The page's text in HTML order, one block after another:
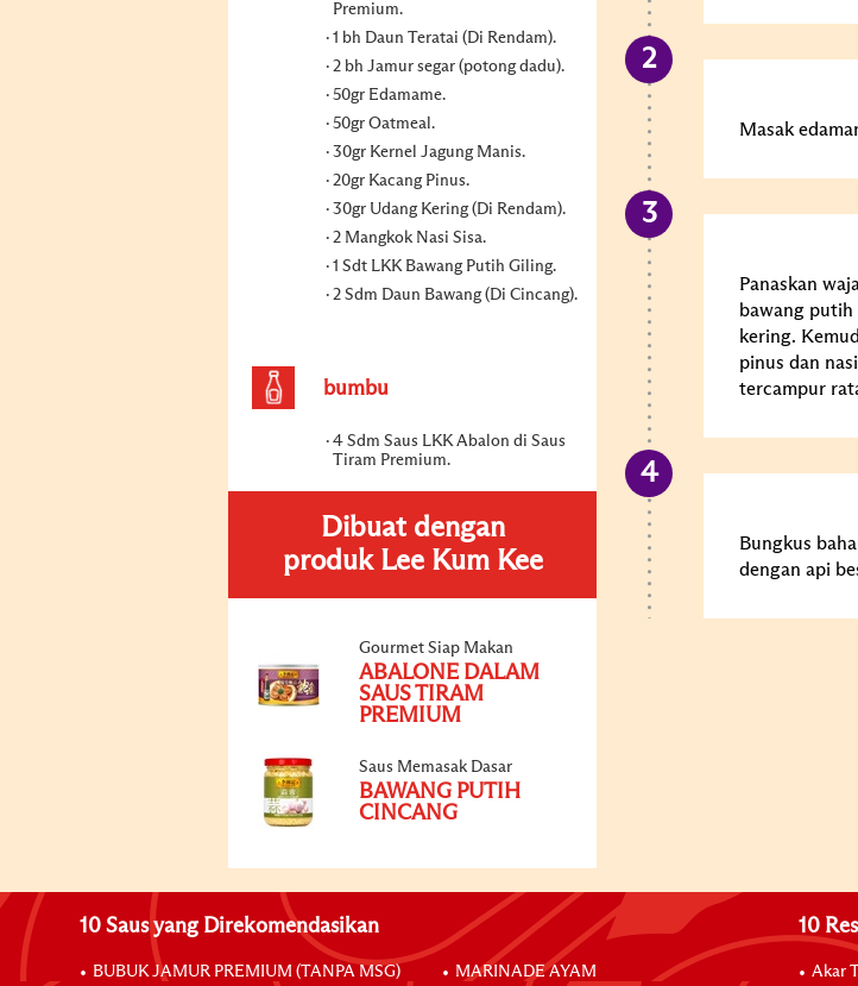
Premium.
1 bh Daun Teratai (Di Rendam).
2 bh Jamur segar (potong dadu).
50gr Edamame.
50gr Oatmeal.
30gr Kernel Jagung Manis.
20gr Kacang Pinus.
30gr Udang Kering (Di Rendam).
2 Mangkok Nasi Sisa.
1 Sdt LKK Bawang Putih Giling.
2 Sdm Daun Bawang (Di Cincang).
bumbu
4 Sdm Saus LKK Abalon di Saus
Tiram Premium.
Dibuat dengan
produk Lee Kum Kee
Gourmet Siap Makan
ABALONE DALAM
SAUS TIRAM
PREMIUM
Saus Memasak Dasar
BAWANG PUTIH
CINCANG
Masak
Panaskan
bawang
kering.
pinus dan
tercampur
Bungkus
dengan api
10 Saus yang Direkomendasikan
BUBUK JAMUR PREMIUM (TANPA MSG) MARINADE AYAM
10
Akar